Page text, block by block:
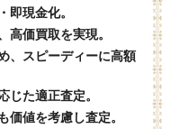
即現金化。
高価買取を実現。
、スピーディーに高額
じた適正査定。
価値を考慮し査定。